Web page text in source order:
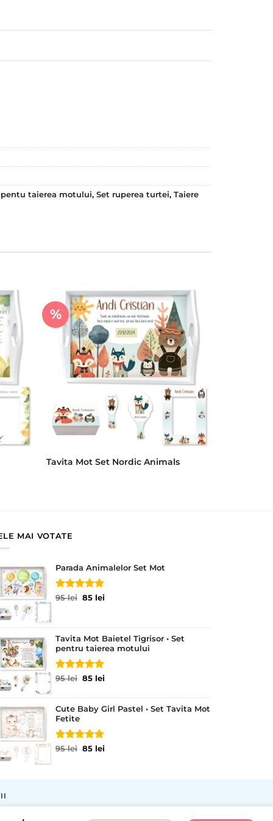
pentu taierea motului, Set ruperea turtei, Taiere
%
Tavita Mot Set Nordic Animals
MAI VOTATE
Parada Animalelor Set Mot
Evaluat la
95lei Prețul
95 lei.
85 leiPrețul
Tavita Mot Baietel Tigrisor • Set
pentru taierea motului
Evaluat la
95lei Prețul
fost:
85 leiPrețul
85 lei.
Cute Baby Girl Pastel • Set Tavita Mot
Fetite
Evaluat la
95lei Prețul
85 leiPrețul